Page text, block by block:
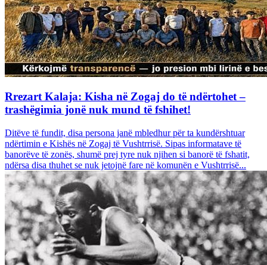
Rrezart Kalaja: Kisha në Zogaj do të ndërtohet –
trashëgimia jonë nuk mund të fshihet!
Ditëve të fundit, disa persona janë mbledhur për ta kundërshtuar
ndërtimin e Kishës në Zogaj të Vushtrrisë. Sipas informatave të
banorëve të zonës, shumë prej tyre nuk njihen si banorë të fshatit,
ndërsa disa thuhet se nuk jetojnë fare në komunën e Vushtrrisë...